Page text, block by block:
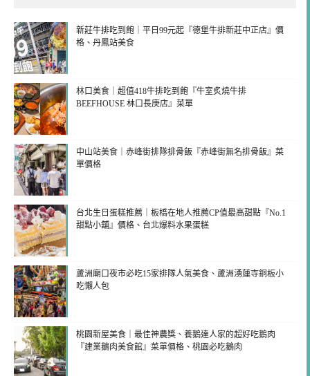
新莊牛排吃到飽｜平日99元起『德堡牛排新莊中正店』價
格、丹鳳站美食
林口美食｜超值418牛排吃到飽『牛室炙燒牛排
BEEFHOUSE 林口長庚店』菜單
中山站美食｜赤峰街排隊排骨飯『赤峰街無名排骨飯』菜
單價格
台北生日蛋糕推薦｜板橋在地人推薦CP值最高甜點『No.1
甜點小舖』價格、台北爆料水果蛋糕
蘆洲廟口夜市必吃15家排隊人氣美食、蘆洲湧蓮寺銅板小
吃懶人包
桃園新屋美食｜最佳神農獎、養鵝達人家的超好吃鵝肉
『建業鵝肉美食館』菜單價格、桃園必吃鵝肉